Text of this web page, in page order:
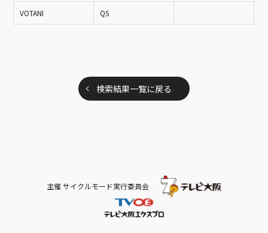
VOTANI Q5
検索結果一覧に戻る
主催 サイクルモード実行委員会